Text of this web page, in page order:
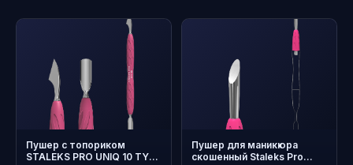
Пушер с топориком
STALEKS PRO UNIQ 10 TYPE
Пушер для маникюра
скошенный Staleks Pro